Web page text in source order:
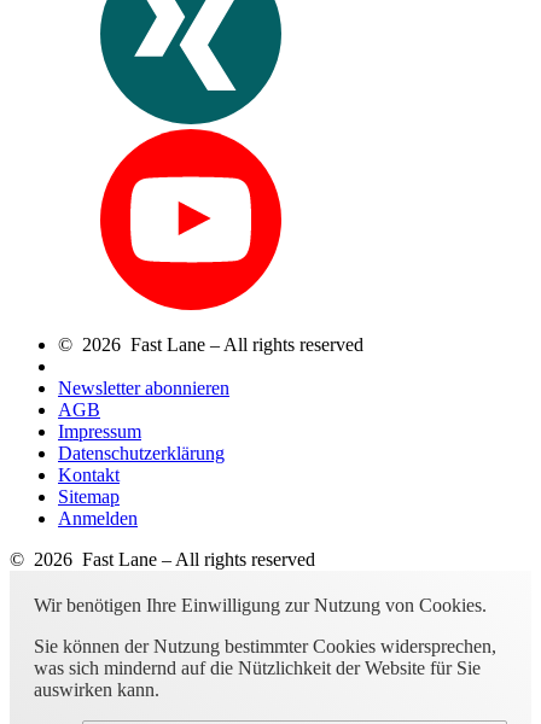
© 2026 Fast Lane – All rights reserved
Newsletter abonnieren
AGB
Impressum
Datenschutzerklärung
Kontakt
Sitemap
Anmelden
© 2026 Fast Lane – All rights reserved
Wir benötigen Ihre Einwilligung zur Nutzung von Cookies.
Sie können der Nutzung bestimmter Cookies widersprechen,
was sich mindernd auf die Nützlichkeit der Website für Sie
auswirken kann.